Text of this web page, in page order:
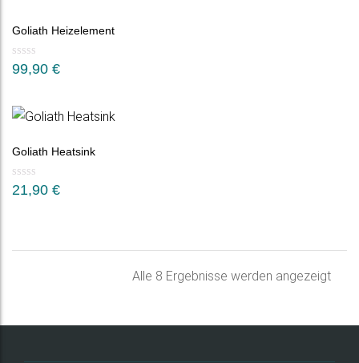
Goliath Heizelement
99,90 €
Goliath Heatsink
21,90 €
Alle 8 Ergebnisse werden angezeigtNach